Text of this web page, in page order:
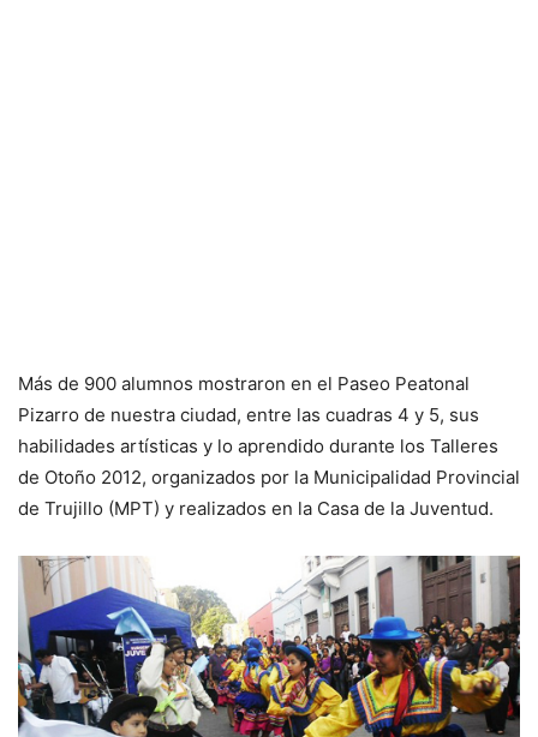
Más de 900 alumnos mostraron en el Paseo Peatonal
Pizarro de nuestra ciudad, entre las cuadras 4 y 5, sus
habilidades artísticas y lo aprendido durante los Talleres
de Otoño 2012, organizados por la Municipalidad Provincial
de Trujillo (MPT) y realizados en la Casa de la Juventud.